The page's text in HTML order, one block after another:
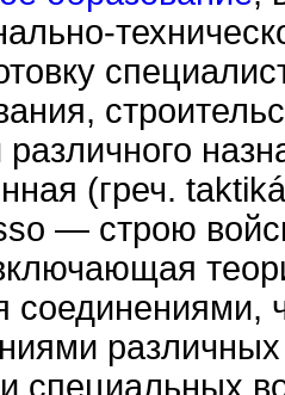
(греч. taktiká
— строю
соединениями,
специальных